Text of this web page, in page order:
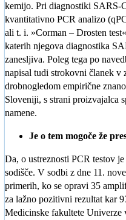
kemijo. Pri diagnostiki SARS-
kvantitativno PCR analizo
ali t. i. »Corman – Drosten
katerih njegova diagnostika
zanesljiva. Poleg tega po
napisal tudi strokovni članek v
drobnogledom empirične
Sloveniji, s strani proizvajalca
namene.
Je o tem mogoče že
Da, o ustreznosti PCR testov
sodišče. V sodbi z dne 11.
primerih, ko se opravi 35
za lažno pozitivni rezultat kar
Medicinske fakultete